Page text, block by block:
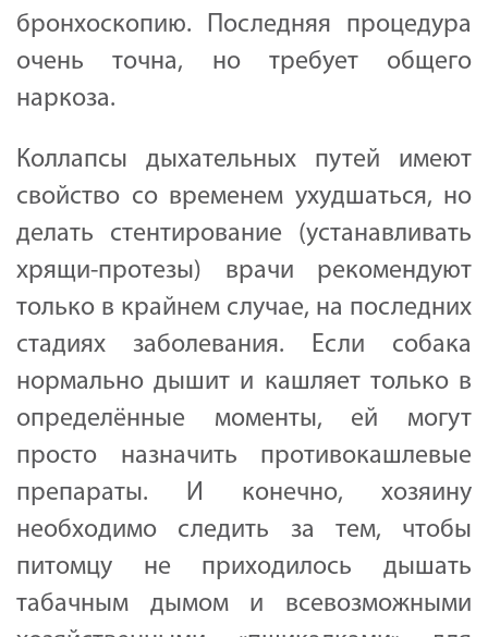
бронхоскопию. Последняя процедура
очень точна, но требует общего
наркоза.
Коллапсы дыхательных путей имеют
свойство со временем ухудшаться, но
делать стентирование (устанавливать
хрящи-протезы) врачи рекомендуют
только в крайнем случае, на последних
стадиях заболевания. Если собака
нормально дышит и кашляет только в
определённые моменты, ей могут
просто назначить противокашлевые
препараты. И конечно, хозяину
необходимо следить за тем, чтобы
питомцу не приходилось дышать
табачным дымом и всевозможными